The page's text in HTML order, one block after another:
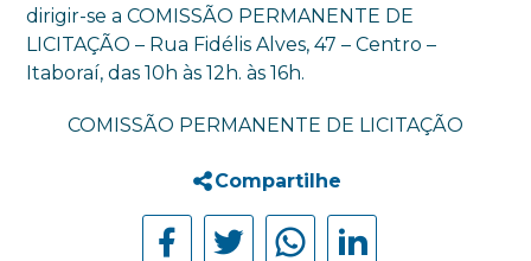
dirigir-se a COMISSÃO PERMANENTE DE
LICITAÇÃO – Rua Fidélis Alves, 47 – Centro –
Itaboraí, das 10h às 12h. às 16h.
COMISSÃO PERMANENTE DE LICITAÇÃO
Compartilhe